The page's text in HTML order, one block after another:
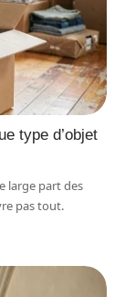
type d’objet
large part des
pas tout.